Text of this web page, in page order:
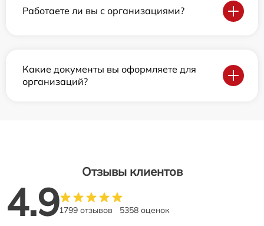
Работаете ли вы с организациями?
Какие документы вы оформляете для
организаций?
Отзывы клиентов
4.91799 отзывов 5358 оценок